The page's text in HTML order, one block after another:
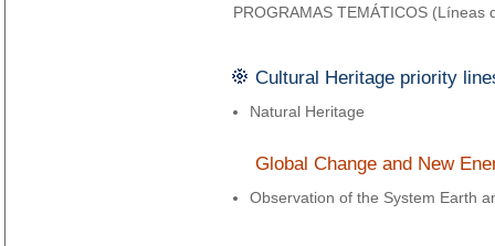
PROGRAMAS TEMÁTICOS (Líneas
Cultural Heritage priority
Natural Heritage
Global Change and New
Observation of the System Earth